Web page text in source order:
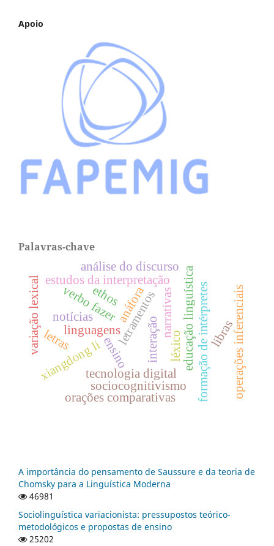
Apoio
Palavras-chave
linguagensletramentos
ensino
tecnologia digital
educação linguística
xiangdong li
estudos da interpretação
formação de intérpretes
narrativas
interação
sociocognitivismo
verbo fazeranáfora
orações comparativas
análise do discurso
ethos
léxico libras
variação lexical operações inferenciais
notícias
letras
A importância do pensamento de Saussure e da teoria de
Chomsky para a Linguística Moderna
46981
Sociolinguística variacionista: pressupostos teórico-
metodológicos e propostas de ensino
25202